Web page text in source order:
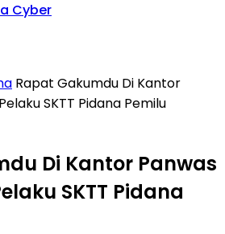
Cyber
Rapat Gakumdu Di Kantor
SKTT Pidana Pemilu
Di Kantor Panwas
SKTT Pidana